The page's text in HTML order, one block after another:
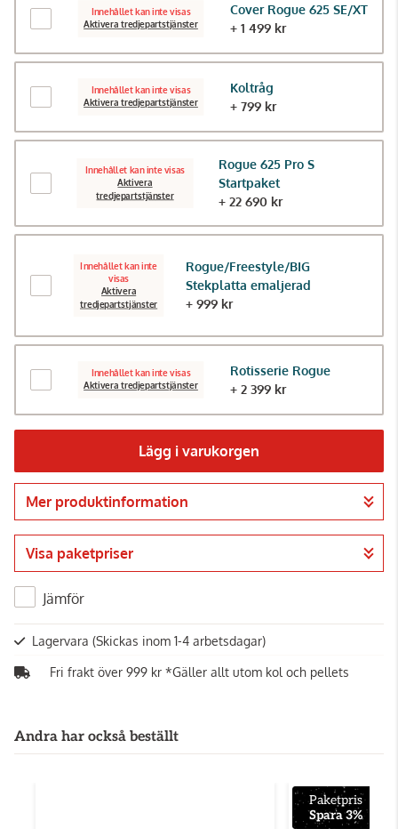
Innehållet kan inte visas
Aktivera tredjepartstjänster
Cover Rogue 625 SE/XT
+ 1 499 kr
Innehållet kan inte visas
Aktivera tredjepartstjänster
Koltråg
+ 799 kr
Innehållet kan inte visas
Aktivera
tredjepartstjänster
Rogue 625 Pro S
Startpaket
+ 22 690 kr
Innehållet kan inte
visas
Aktivera
tredjepartstjänster
Rogue/Freestyle/BIG
Stekplatta emaljerad
+ 999 kr
Innehållet kan inte visas
Aktivera tredjepartstjänster
Rotisserie Rogue
+ 2 399 kr
Lägg i varukorgen
Gå till kassan
Mer produktinformation
Visa paketpriser
Jämför
Lagervara (Skickas inom 1-4 arbetsdagar)
Fri frakt över 999 kr *Gäller allt utom kol och pellets
Andra har också beställt
Paketpris
Spara 3%